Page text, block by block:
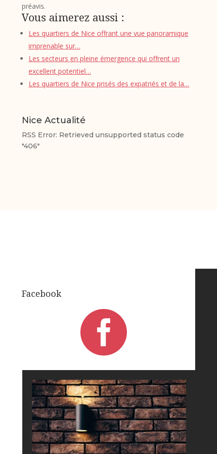
préavis.
Vous aimerez aussi :
Les quartiers de Nice offrant une vue panoramique
imprenable sur…
Les secteurs en pleine émergence qui offrent un
excellent potentiel…
Les quartiers de Nice prisés des expatriés et de la…
Nice Actualité
RSS Error: Retrieved unsupported status code
"406"
Facebook
